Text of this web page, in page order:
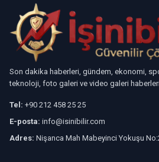
Son dakika haberleri, gündem, ekonomi,
teknoloji, foto galeri ve video galeri
Tel: +90 212 458 25 25
E-posta: info@isinibilir.com
Adres: Nişanca Mah Mabeyinci Yokuşu